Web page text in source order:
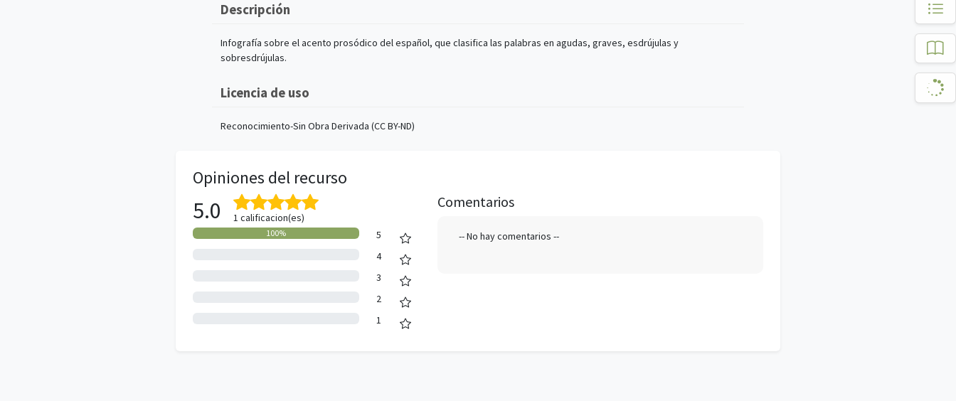
Descripción
Infografía sobre el acento prosódico del español, que clasifica las palabras en agudas, graves, esdrújulas y
sobresdrújulas.
Licencia de uso
Reconocimiento-Sin Obra Derivada (CC BY-ND)
Opiniones del recurso
5.0 1 calificacion(es)
100% 5
4
3
2
1
Comentarios
-- No hay comentarios --